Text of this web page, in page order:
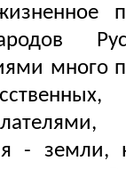
много
-